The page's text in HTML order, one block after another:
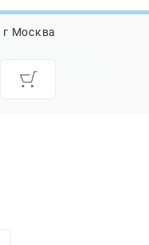
г Москва